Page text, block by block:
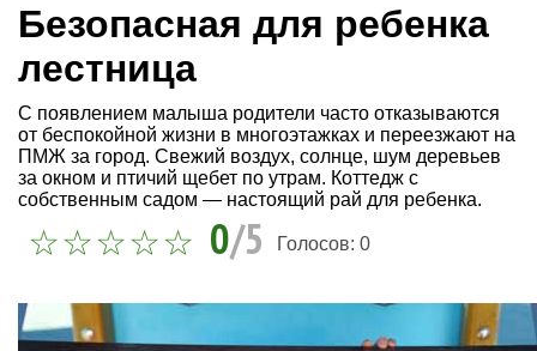
Безопасная для ребенка
лестница
С появлением малыша родители часто отказываются
от беспокойной жизни в многоэтажках и переезжают на
ПМЖ за город. Свежий воздух, солнце, шум деревьев
за окном и птичий щебет по утрам. Коттедж с
собственным садом — настоящий рай для ребенка.
0/5 Голосов: 0